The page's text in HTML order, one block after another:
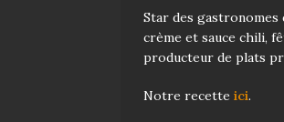
Star des gastronomes
crème et sauce chili,
producteur de plats
Notre recette ici.